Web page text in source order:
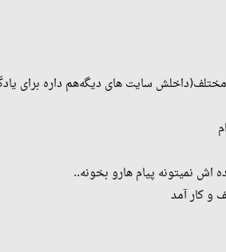
سایت های دیگه‌هم داره برای
اش نمیتونه پیام هارو بخونه..